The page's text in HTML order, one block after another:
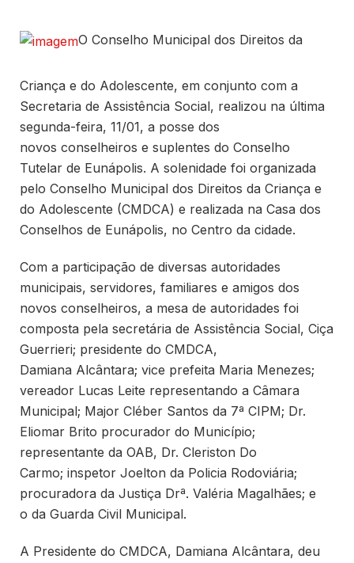
O Conselho Municipal dos Direitos da
Criança e do Adolescente, em conjunto com a
Secretaria de Assistência Social, realizou na última
segunda-feira, 11/01, a posse dos
novos conselheiros e suplentes do Conselho
Tutelar de Eunápolis. A solenidade foi organizada
pelo Conselho Municipal dos Direitos da Criança e
do Adolescente (CMDCA) e realizada na Casa dos
Conselhos de Eunápolis, no Centro da cidade.
Com a participação de diversas autoridades
municipais, servidores, familiares e amigos dos
novos conselheiros, a mesa de autoridades foi
composta pela secretária de Assistência Social, Ciça
Guerrieri; presidente do CMDCA,
Damiana Alcântara; vice prefeita Maria Menezes;
vereador Lucas Leite representando a Câmara
Municipal; Major Cléber Santos da 7ª CIPM; Dr.
Eliomar Brito procurador do Município;
representante da OAB, Dr. Cleriston Do
Carmo; inspetor Joelton da Policia Rodoviária;
procuradora da Justiça Drª. Valéria Magalhães; e
o da Guarda Civil Municipal.
A Presidente do CMDCA, Damiana Alcântara, deu